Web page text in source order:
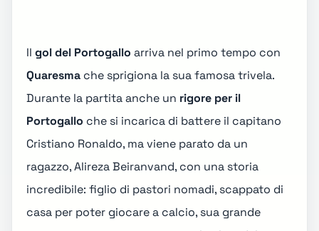
Il gol del Portogallo arriva nel primo tempo con
Quaresma che sprigiona la sua famosatrivela.
Durante la partita anche un rigore per il
Portogallo che si incarica di battere il capitano
Cristiano Ronaldo, ma viene parato da un
ragazzo, Alireza Beiranvand, con una storia
incredibile: figlio di pastori nomadi, scappato di
casa per poter giocare a calcio, sua grande